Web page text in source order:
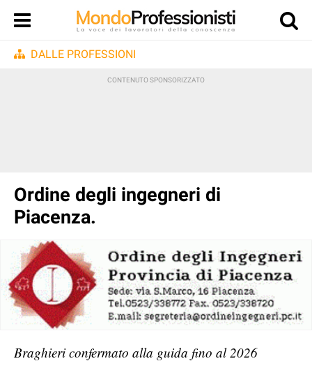
DALLE PROFESSIONI
Ordine degli ingegneri di
Piacenza.
Braghieri confermato alla guida fino al 2026